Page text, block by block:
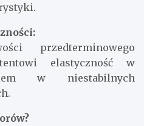
przedterminowego
elastyczność w
w niestabilnych